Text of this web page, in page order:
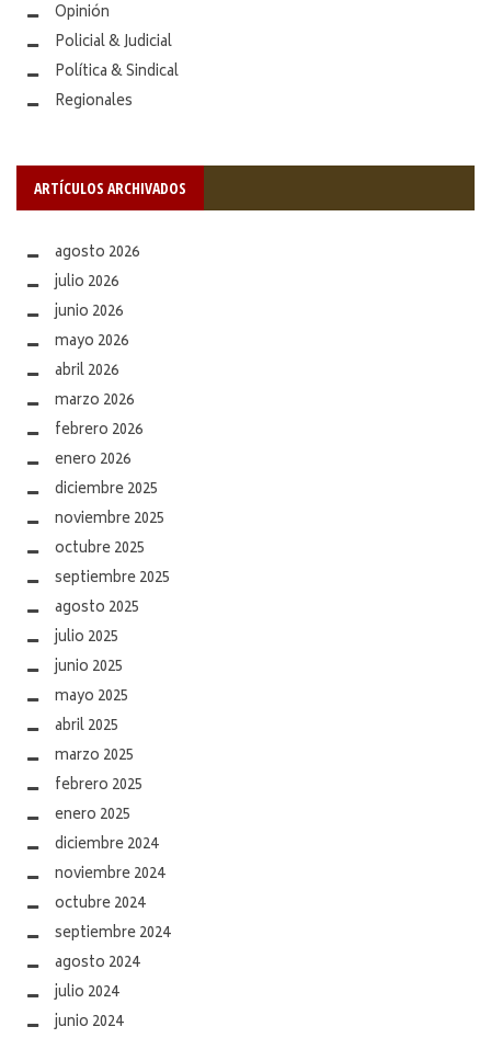
Opinión
Policial & Judicial
Política & Sindical
Regionales
ARTÍCULOS ARCHIVADOS
agosto 2026
julio 2026
junio 2026
mayo 2026
abril 2026
marzo 2026
febrero 2026
enero 2026
diciembre 2025
noviembre 2025
octubre 2025
septiembre 2025
agosto 2025
julio 2025
junio 2025
mayo 2025
abril 2025
marzo 2025
febrero 2025
enero 2025
diciembre 2024
noviembre 2024
octubre 2024
septiembre 2024
agosto 2024
julio 2024
junio 2024